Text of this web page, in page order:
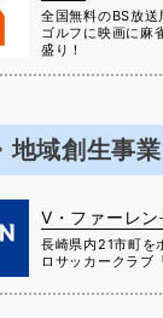
全国無料のBS放送
ゴルフに映画に麻
盛り！
地域創生事業
V・ファーレン
長崎県内21市町を
ロサッカークラブ